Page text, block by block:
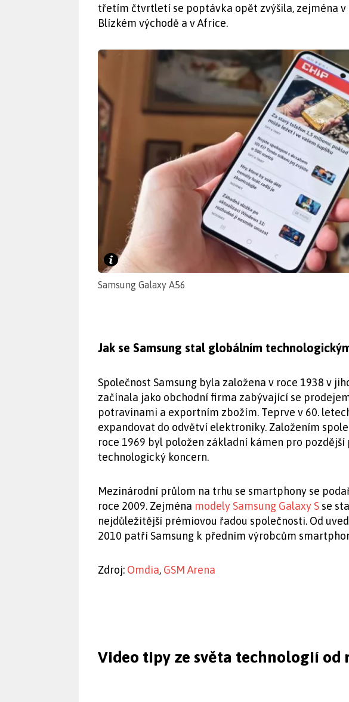
třetím čtvrtletí se poptávka opět zvýšila, zejména v
Blízkém východě a v Africe.
Samsung Galaxy A56
Jak se Samsung stal globálním
Společnost Samsung byla založena v roce 1938 v
začínala jako obchodní firma zabývající se
potravinami a exportním zbožím. Teprve v 60.
expandovat do odvětví elektroniky. Založením
roce 1969 byl položen základní kámen pro
technologický koncern.
Mezinárodní průlom na trhu se smartphony se
roce 2009. Zejména modely Samsung Galaxy Sse
nejdůležitější prémiovou řadou společnosti. Od
2010 patří Samsung k předním výrobcům
Zdroj: Omdia, GSM Arena
Video tipy ze světa technologií od